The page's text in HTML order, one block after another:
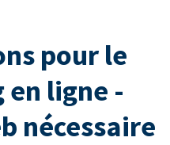
pour le
ligne -
nécessaire